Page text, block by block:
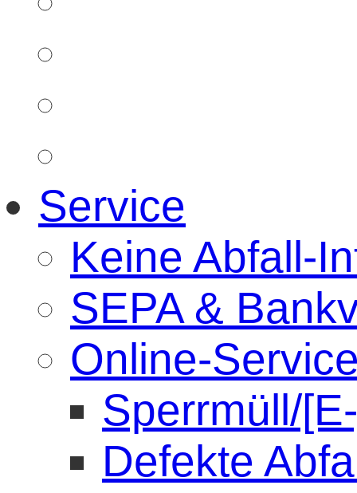
Service
Keine Abfall-
SEPA &
Online-
Sperrmüll/
Defekte